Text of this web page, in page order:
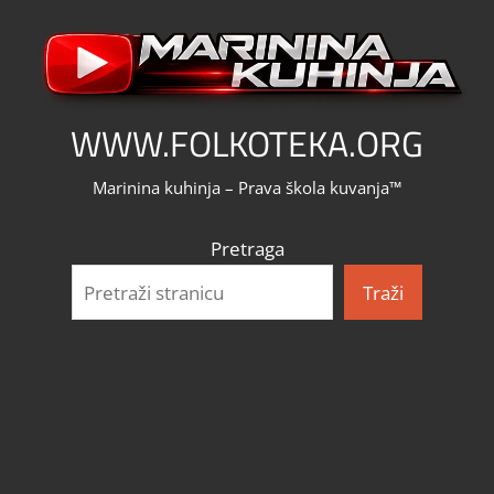
content
WWW.FOLKOTEKA.ORG
Marinina kuhinja – Prava škola kuvanja™
Pretraga
Traži